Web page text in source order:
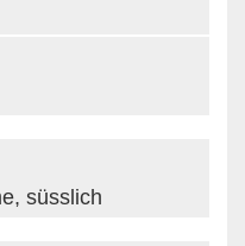
süsslich